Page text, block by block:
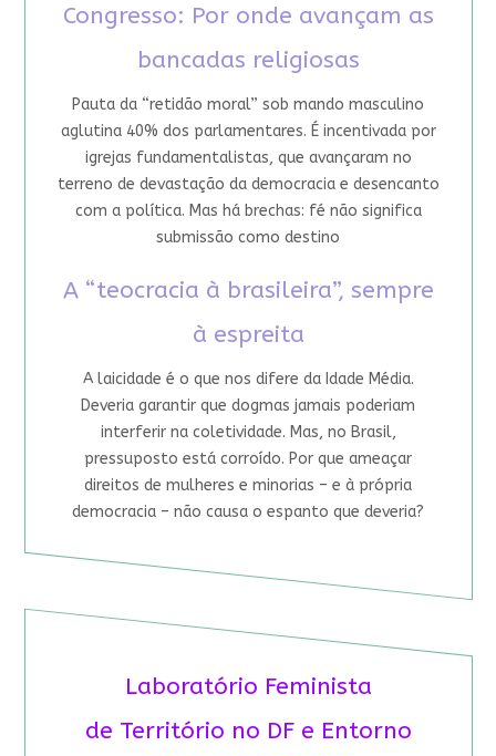
Congresso: Por onde avançam as
bancadas religiosas
Pauta da “retidão moral” sob mando masculino
aglutina 40% dos parlamentares. É incentivada por
igrejas fundamentalistas, que avançaram no
terreno de devastação da democracia e desencanto
com a política. Mas há brechas: fé não significa
submissão como destino
A “teocracia à brasileira”, sempre
à espreita
A laicidade é o que nos difere da Idade Média.
Deveria garantir que dogmas jamais poderiam
interferir na coletividade. Mas, no Brasil,
pressuposto está corroído. Por que ameaçar
direitos de mulheres e minorias – e à própria
democracia – não causa o espanto que deveria?
Laboratório Feminista
de Território no DF e Entorno